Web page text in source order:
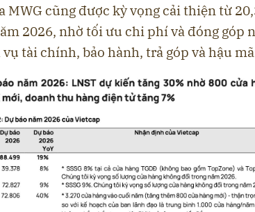
MWG cũng được kỳ vọng cải thiện từ
2026, nhờ tối ưu chi phí và đóng góp
tài chính, bảo hành, trả góp và hậu